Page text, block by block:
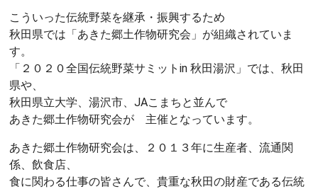
こういった伝統野菜を継承・振興するため
秋田県では「あきた郷土作物研究会」が組織されていま
す。
「２０２０全国伝統野菜サミットin 秋田湯沢」では、秋田
県や、
秋田県立大学、湯沢市、JAこまちと並んで
あきた郷土作物研究会が 主催となっています。
あきた郷土作物研究会は、２０１３年に生産者、流通関
係、飲食店、
食に関わる仕事の皆さんで、貴重な秋田の財産である伝統